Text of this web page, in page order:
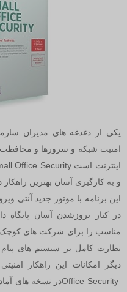
یکی از دغدغه های مدیران
امنیت شبکه و سرورها و محافظت
اینترنت است Office Security
و به کارگیری آسان بهترین
این برنامه با موتور جدید آنتی
در کنار بروزشدن آسان پایگاه
مناسب را برای شرکت های
نظارت کامل بر سیستم های
دیگر امکانات این راهکار
Office Securityدر نسخه های